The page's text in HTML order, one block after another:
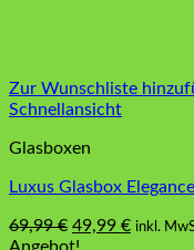
Zur Wunschliste
Schnellansicht
Glasboxen
Luxus Glasbox
69,99€ Ursprünglicher
Preis
49,99 € inkl.